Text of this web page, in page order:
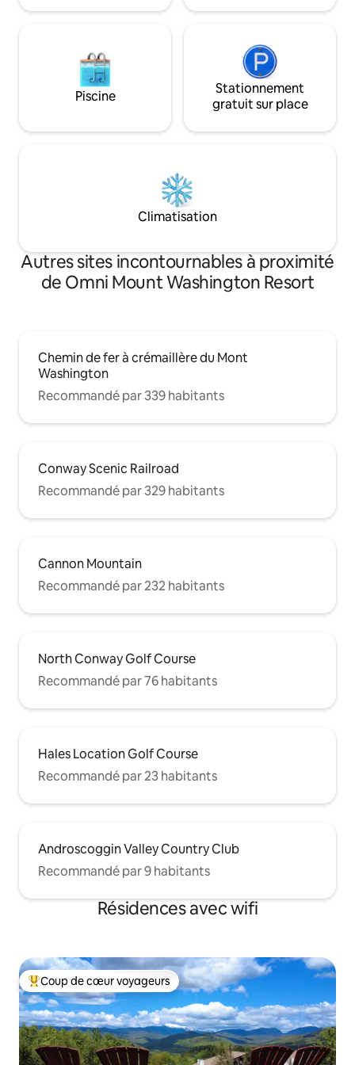
compris les 4 000 pieds du NH. L'endroit
Piscine
Stationnement
gratuit sur place
Climatisation
Autres sites incontournables à proximité
de Omni Mount Washington Resort
Chemin de fer à crémaillère du Mont
Washington
Recommandé par 339 habitants
Conway Scenic Railroad
Recommandé par 329 habitants
Cannon Mountain
Recommandé par 232 habitants
North Conway Golf Course
Recommandé par 76 habitants
Hales Location Golf Course
Recommandé par 23 habitants
Androscoggin Valley Country Club
Recommandé par 9 habitants
Résidences avec wifi
Coups de cœur voyageurs les plus appréciés
Coup de cœur voyageurs